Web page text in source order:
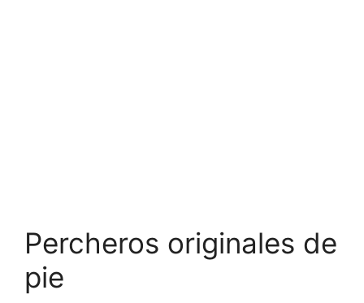
Percheros originales de
pie